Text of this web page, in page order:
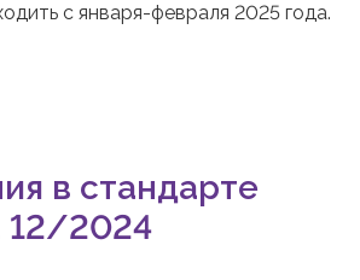
с января-февраля 2025 года.
в стандарте
12/2024